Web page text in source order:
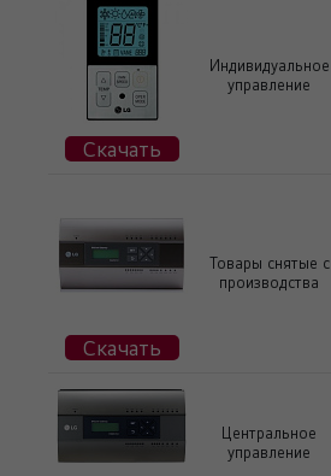
Скачать
Индивидуальное
управление
Скачать
Товары снятые с
производства
Центральное
управление